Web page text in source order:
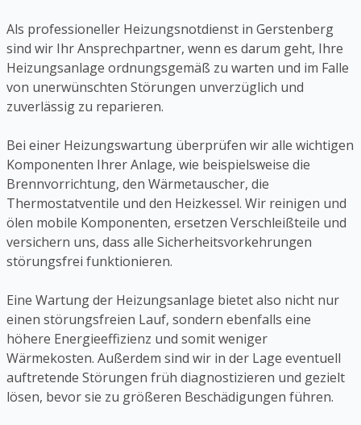
Als professioneller Heizungsnotdienst in Gerstenberg
sind wir Ihr Ansprechpartner, wenn es darum geht, Ihre
Heizungsanlage ordnungsgemäß zu warten und im Falle
von unerwünschten Störungen unverzüglich und
zuverlässig zu reparieren.
Bei einer Heizungswartung überprüfen wir alle wichtigen
Komponenten Ihrer Anlage, wie beispielsweise die
Brennvorrichtung, den Wärmetauscher, die
Thermostatventile und den Heizkessel. Wir reinigen und
ölen mobile Komponenten, ersetzen Verschleißteile und
versichern uns, dass alle Sicherheitsvorkehrungen
störungsfrei funktionieren.
Eine Wartung der Heizungsanlage bietet also nicht nur
einen störungsfreien Lauf, sondern ebenfalls eine
höhere Energieeffizienz und somit weniger
Wärmekosten. Außerdem sind wir in der Lage eventuell
auftretende Störungen früh diagnostizieren und gezielt
lösen, bevor sie zu größeren Beschädigungen führen.